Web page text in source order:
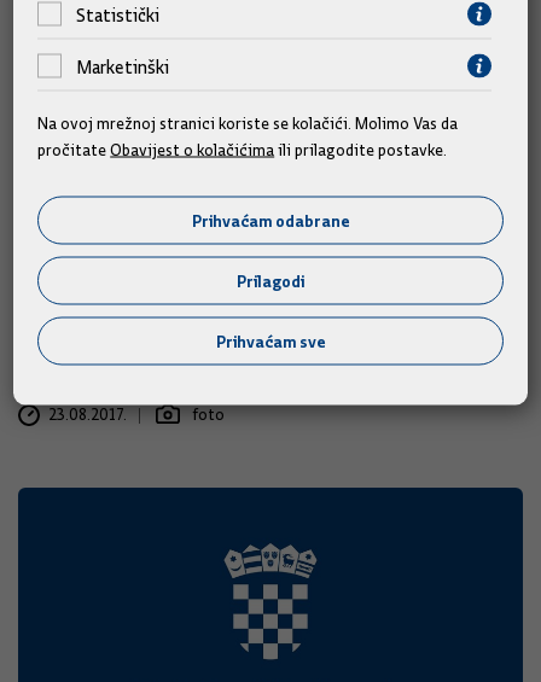
Predsjednik Vlade s ribarima u
Savudriji: Zaštitit ćemo interese
Republike Hrvatske i naših ribara
Predsjednik Vlade Republike Hrvatske Andrej Plenković
posjetio je danas Istarsku županiju. U Umagu i Savudrijskoj
Vali razgovarao je s hrvatskim ribarima.
23.08.2017. foto
Statistički
Marketinški
Na ovoj mrežnoj stranici koriste se kolačići. Molimo Vas da
pročitateObavijest o kolačićimaili prilagodite postavke.
Prihvaćam odabrane
Prilagodi
Prihvaćam sve